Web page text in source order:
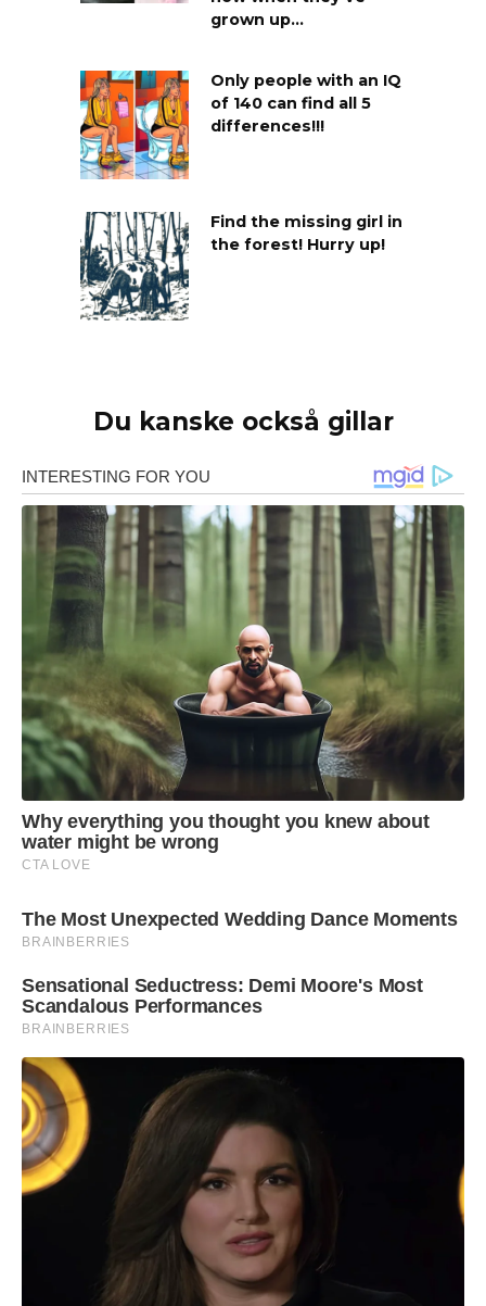
grown up…
Only people with an IQ
of 140 can find all 5
differences!!!
Find the missing girl in
the forest! Hurry up!
Du kanske också gillar